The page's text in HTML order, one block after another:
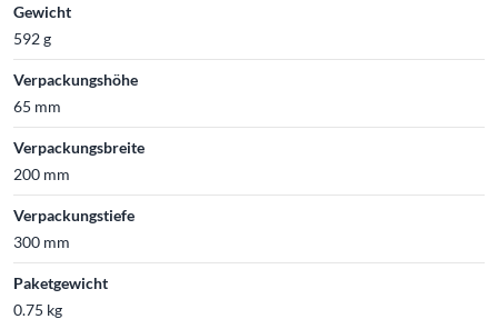
Gewicht
592 g
Verpackungshöhe
65 mm
Verpackungsbreite
200 mm
Verpackungstiefe
300 mm
Paketgewicht
0.75 kg